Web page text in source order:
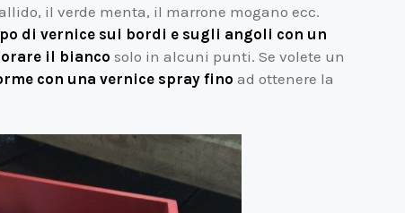
il verde menta, il marrone mogano ecc.
di vernice sui bordi e sugli angoli con un
il bianco solo in alcuni punti. Se volete un
con una vernice spray fino ad ottenere la